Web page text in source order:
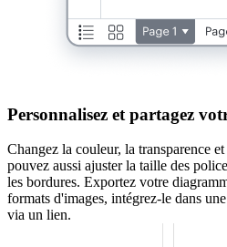
Personnalisez et partagez
Changez la couleur, la transparence
pouvez aussi ajuster la taille des
les bordures. Exportez votre
formats d'images, intégrez-le dans
via un lien.